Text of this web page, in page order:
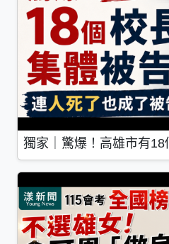
獨家｜驚爆！高雄市有